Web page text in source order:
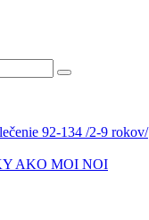
92-134 /2-9 rokov/
AKO MOI NOI